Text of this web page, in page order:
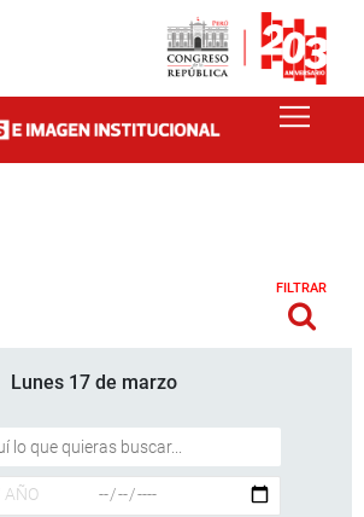
FILTRAR
Lunes 17 de marzo